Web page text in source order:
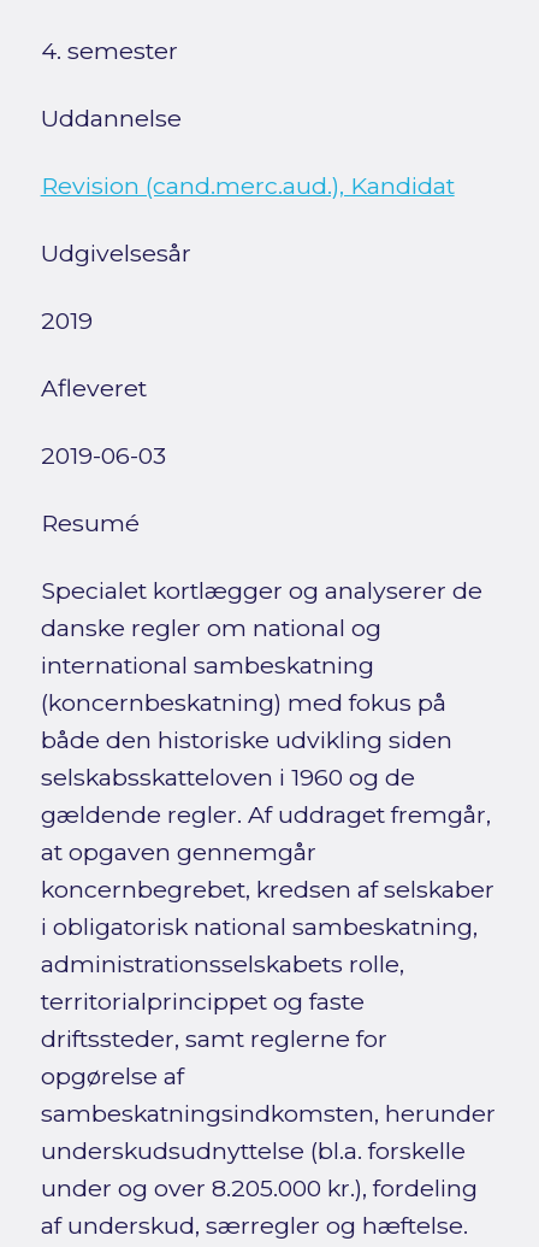
4. semester
Uddannelse
Revision (cand.merc.aud.), Kandidat
Udgivelsesår
2019
Afleveret
2019-06-03
Resumé
Specialet kortlægger og analyserer de
danske regler om national og
international sambeskatning
(koncernbeskatning) med fokus på
både den historiske udvikling siden
selskabsskatteloven i 1960 og de
gældende regler. Af uddraget fremgår,
at opgaven gennemgår
koncernbegrebet, kredsen af selskaber
i obligatorisk national sambeskatning,
administrationsselskabets rolle,
territorialprincippet og faste
driftssteder, samt reglerne for
opgørelse af
sambeskatningsindkomsten, herunder
underskudsudnyttelse (bl.a. forskelle
under og over 8.205.000 kr.), fordeling
af underskud, særregler og hæftelse.